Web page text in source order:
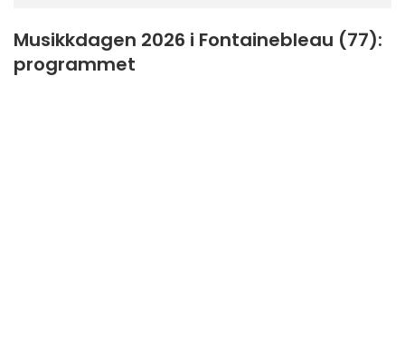
Musikkdagen 2026 i Fontainebleau (77):
programmet